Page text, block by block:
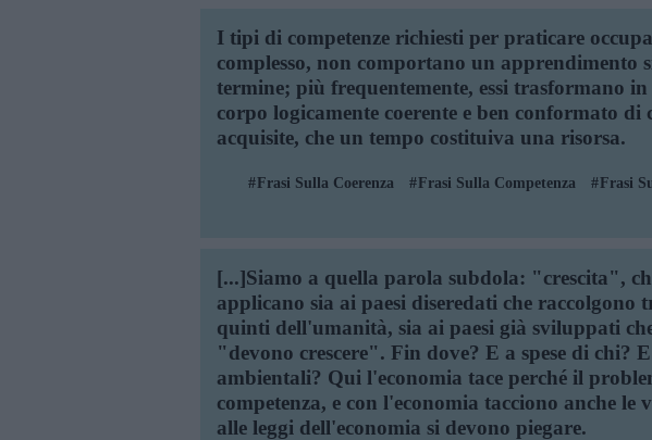
I tipi di competenze richiesti per praticare
complesso, non comportano un apprendimento
termine; più frequentemente, essi trasformano
corpo logicamente coerente e ben conformato
acquisite, che un tempo costituiva una risorsa.
Frasi Sulla Coerenza Frasi Sulla Competenza Frasi
[...]Siamo a quella parola subdola: "crescita",
applicano sia ai paesi diseredati che
quinti dell'umanità, sia ai paesi già sviluppati
"devono crescere". Fin dove? E a spese di chi?
ambientali? Qui l'economia tace perché il
competenza, e con l'economia tacciono anche le
alle leggi dell'economia si devono piegare.